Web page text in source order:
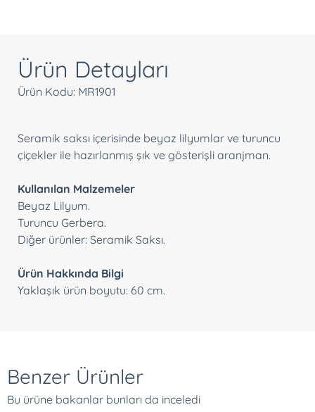
Ürün Detayları
Ürün Kodu: MR1901
Seramik saksı içerisinde beyaz lilyumlar ve turuncu
çiçekler ile hazırlanmış şık ve gösterişli aranjman.
Kullanılan Malzemeler
Beyaz Lilyum.
Turuncu Gerbera.
Diğer ürünler: Seramik Saksı.
Ürün Hakkında Bilgi
Yaklaşık ürün boyutu: 60 cm.
Benzer Ürünler
Bu ürüne bakanlar bunları da inceledi